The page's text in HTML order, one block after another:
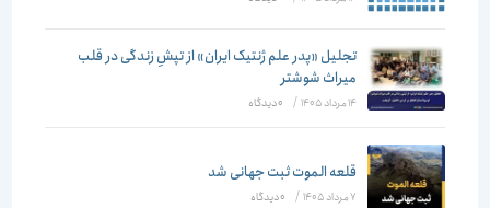
تجلیل «پدر علم ژنتیک ایران» از تپشِ زندگی در قلب
میراث شوشتر
14 مرداد 1405 / ۰ دیدگاه
قلعه الموت ثبت جهانی شد
7 مرداد 1405 / ۰ دیدگاه